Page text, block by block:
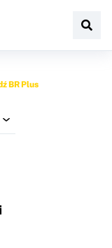
BR Plus